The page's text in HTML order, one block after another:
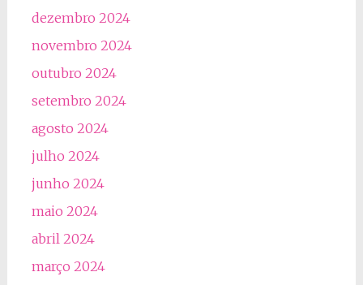
dezembro 2024
novembro 2024
outubro 2024
setembro 2024
agosto 2024
julho 2024
junho 2024
maio 2024
abril 2024
março 2024